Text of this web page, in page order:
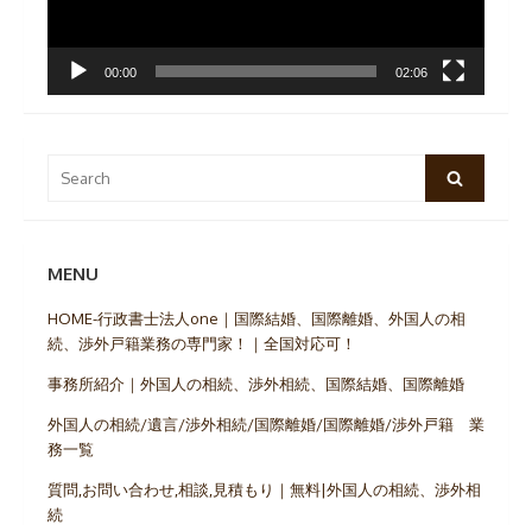
00:00 02:06
Search
MENU
HOME-行政書士法人one｜国際結婚、国際離婚、外国人の相
続、渉外戸籍業務の専門家！｜全国対応可！
事務所紹介｜外国人の相続、渉外相続、国際結婚、国際離婚
外国人の相続/遺言/渉外相続/国際離婚/国際離婚/渉外戸籍 業
務一覧
質問,お問い合わせ,相談,見積もり｜無料|外国人の相続、渉外相
続